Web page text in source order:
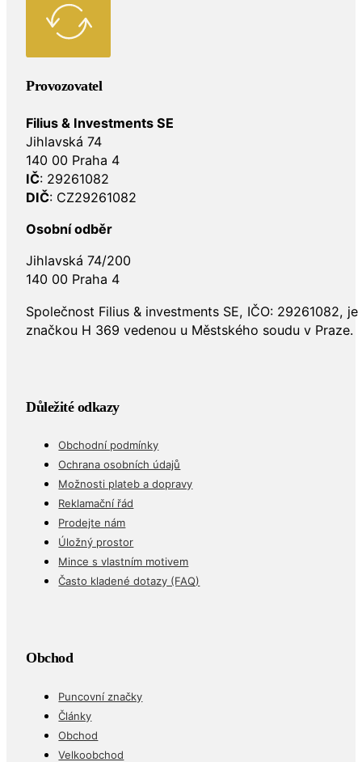
Provozovatel
Filius & Investments SE
Jihlavská 74
140 00 Praha 4
IČ: 29261082
DIČ: CZ29261082
Osobní odběr
Jihlavská 74/200
140 00 Praha 4
Společnost Filius & investments SE, IČO: 29261082,
značkou H 369 vedenou u Městského soudu v Praze.
Důležité odkazy
Obchodní podmínky
Ochrana osobních údajů
Možnosti plateb a dopravy
Reklamační řád
Prodejte nám
Úložný prostor
Mince s vlastním motivem
Často kladené dotazy (FAQ)
Obchod
Puncovní značky
Články
Obchod
Velkoobchod